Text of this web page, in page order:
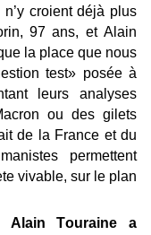
croient déjà plus
97 ans, et Alain
la place que nous
test» posée à
leurs analyses
ou des gilets
de la France et du
permettent
vivable, sur le plan
Alain Touraine a